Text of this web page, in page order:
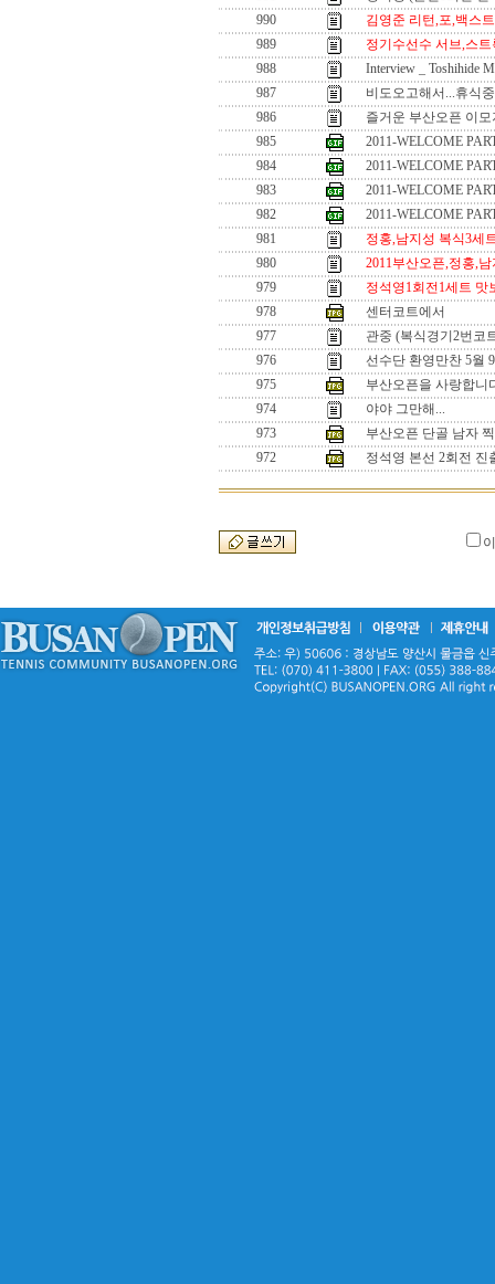
990
김영준 리턴,포,백스
989
정기수선수 서브,스
988
Interview _ Toshihide
987
비도오고해서...휴식
986
즐거운 부산오픈 이
985
2011-WELCOME
984
2011-WELCOME
983
2011-WELCOME
982
2011-WELCOME
981
정홍,남지성 복식3세
980
2011부산오픈,정홍,
979
정석영1회전1세트 맛
978
센터코트에서
977
관중 (복식경기2번코
976
선수단 환영만찬 5월
975
부산오픈을 사랑합니
974
야야 그만해...
973
부산오픈 단골 남자
972
정석영 본선 2회전 진